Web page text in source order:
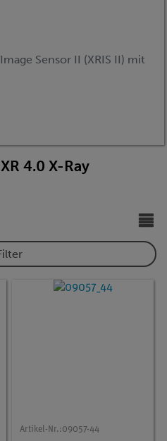
Sensor II (XRIS II) mit
4.0 X-Ray
Artikel-Nr.:09057-44